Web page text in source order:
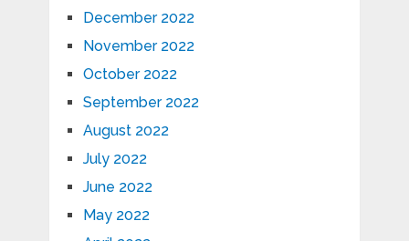
December 2022
November 2022
October 2022
September 2022
August 2022
July 2022
June 2022
May 2022